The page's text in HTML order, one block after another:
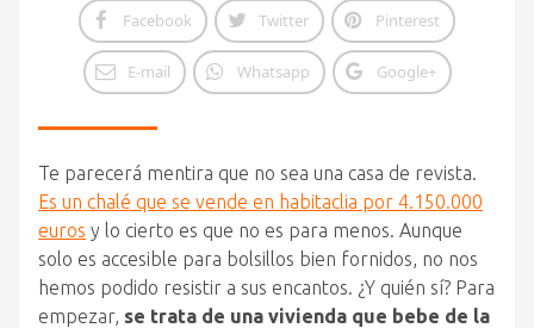
Facebook Twitter Pinterest
E-mail Whatsapp Google+
Te parecerá mentira que no sea una casa de revista.
Es un chalé que se vende en habitaclia por 4.150.000
euros y lo cierto es que no es para menos. Aunque
solo es accesible para bolsillos bien fornidos, no nos
hemos podido resistir a sus encantos. ¿Y quién sí? Para
empezar, se trata de una vivienda que bebe de la